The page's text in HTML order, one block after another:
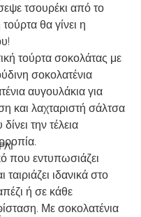
τσουρέκι από το
θα γίνει η
τούρτα σοκολάτας με
σοκολατένια
αυγουλάκια για
και λαχταριστή σάλτσα
την τέλεια
που εντυπωσιάζει
ιδανικά στο
ή σε κάθε
Με σοκολατένια